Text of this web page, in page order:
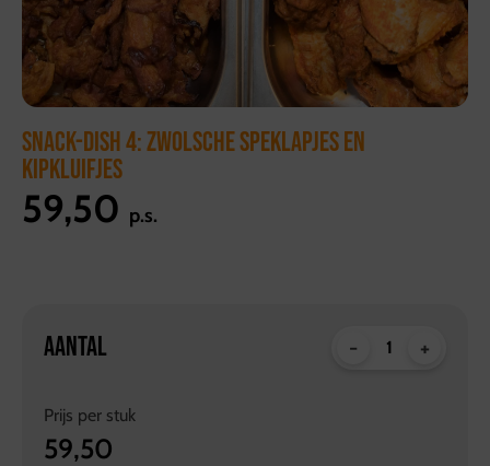
SNACK-DISH 4: ZWOLSCHE SPEKLAPJES EN
KIPKLUIFJES
59,50 p.s.
AANTAL - +
Prijs per stuk
59,50